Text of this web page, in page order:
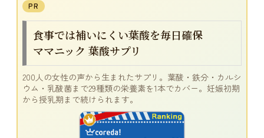
PR
食事では補いにくい葉酸を毎日確保
ママニック 葉酸サプリ
200人の女性の声から生まれたサプリ。葉酸・鉄分・カルシ
ウム・乳酸菌まで29種類の栄養素を1本でカバー。妊娠初期
から授乳期まで続けられます。